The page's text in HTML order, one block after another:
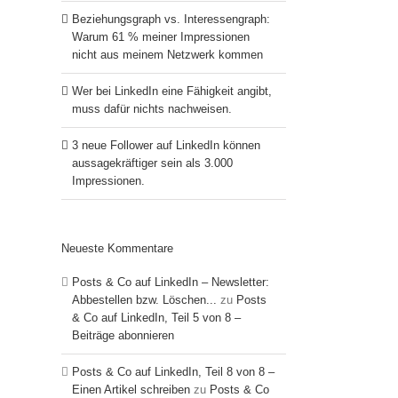
Beziehungsgraph vs. Interessengraph:
Warum 61 % meiner Impressionen
nicht aus meinem Netzwerk kommen
Wer bei LinkedIn eine Fähigkeit angibt,
muss dafür nichts nachweisen.
3 neue Follower auf LinkedIn können
aussagekräftiger sein als 3.000
Impressionen.
Neueste Kommentare
Posts & Co auf LinkedIn – Newsletter:
Abbestellen bzw. Löschen...
zu Posts
& Co auf LinkedIn, Teil 5 von 8 –
Beiträge abonnieren
Posts & Co auf LinkedIn, Teil 8 von 8 –
Einen Artikel schreibenzu Posts & Co